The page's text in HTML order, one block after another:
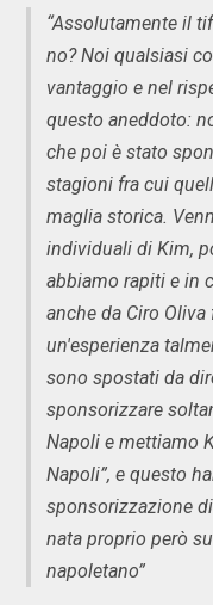
“Assolutamente il
no? Noi qualsiasi
vantaggio e nel
questo aneddoto:
che poi è stato
stagioni fra cui
maglia storica.
individuali di Kim,
abbiamo rapiti e in
anche da Ciro
un'esperienza
sono spostati da
sponsorizzare
Napoli e mettiamo
Napoli”, e questo
sponsorizzazione
nata proprio però
napoletano”